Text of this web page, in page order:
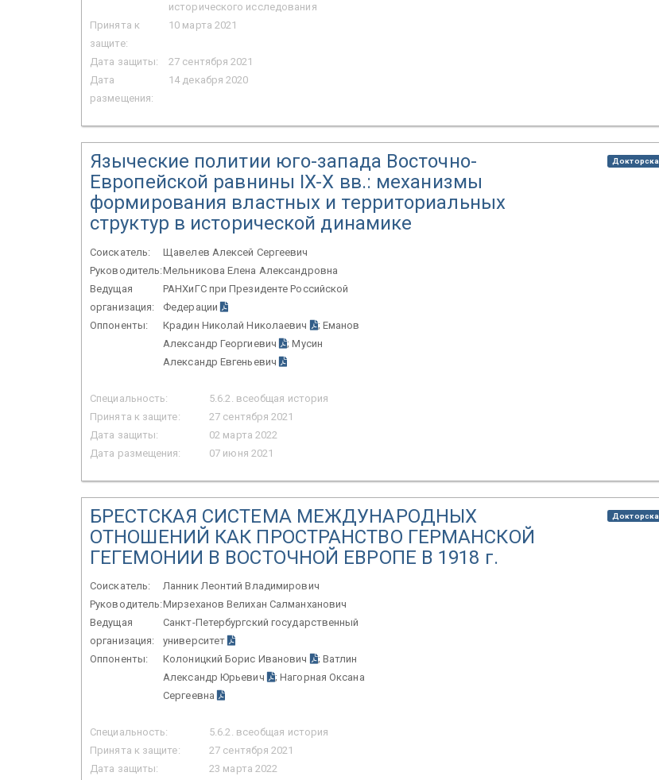
исторического исследования
Принята к
защите:
10 марта 2021
Дата защиты:
27 сентября 2021
Дата
размещения:
14 декабря 2020
Языческие политии юго-запада Восточно-
Европейской равнины IX-X вв.: механизмы
формирования властных и территориальных
структур в исторической динамике
Соискатель:
Щавелев Алексей Сергеевич
Руководитель:Мельникова Елена Александровна
Ведущая
организация:
РАНХиГС при Президенте Российской
Федерации
Оппоненты:
Крадин Николай Николаевич
; Еманов
Александр Георгиевич
; Мусин
Александр Евгеньевич
Специальность:
5.6.2. всеобщая история
Принята к защите:
27 сентября 2021
Дата защиты:
02 марта 2022
Дата размещения:
07 июня 2021
БРЕСТСКАЯ СИСТЕМА МЕЖДУНАРОДНЫХ
ОТНОШЕНИЙ КАК ПРОСТРАНСТВО ГЕРМАНСКОЙ
ГЕГЕМОНИИ В ВОСТОЧНОЙ ЕВРОПЕ В 1918 г.
Соискатель:
Ланник Леонтий Владимирович
Руководитель:Мирзеханов Велихан Салманханович
Ведущая
организация:
Санкт-Петербургский государственный
университет
Оппоненты:
Колоницкий Борис Иванович
; Ватлин
Александр Юрьевич
; Нагорная Оксана
Сергеевна
Специальность:
5.6.2. всеобщая история
Принята к защите:
27 сентября 2021
Дата защиты:
23 марта 2022